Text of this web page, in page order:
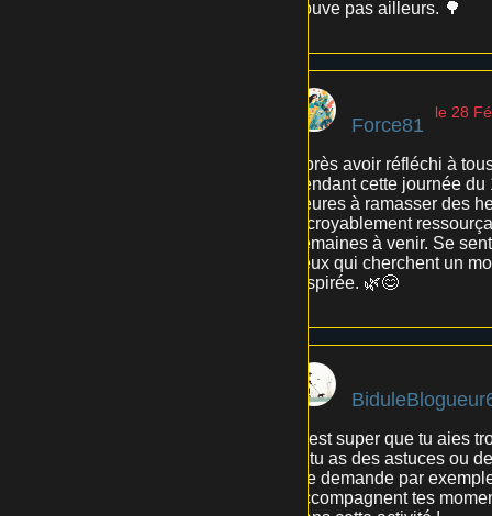
trouve pas ailleurs. 🌳
Force81
le 28
Après avoir réfléchi à
pendant cette journée
heures à ramasser des
incroyablement
semaines à venir. Se
ceux qui cherchent un
inspirée. 🌿😊
C'est super que tu aies
si tu as des astuces ou
me demande par
accompagnent tes